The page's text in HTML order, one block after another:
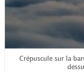
Crépuscule sur la